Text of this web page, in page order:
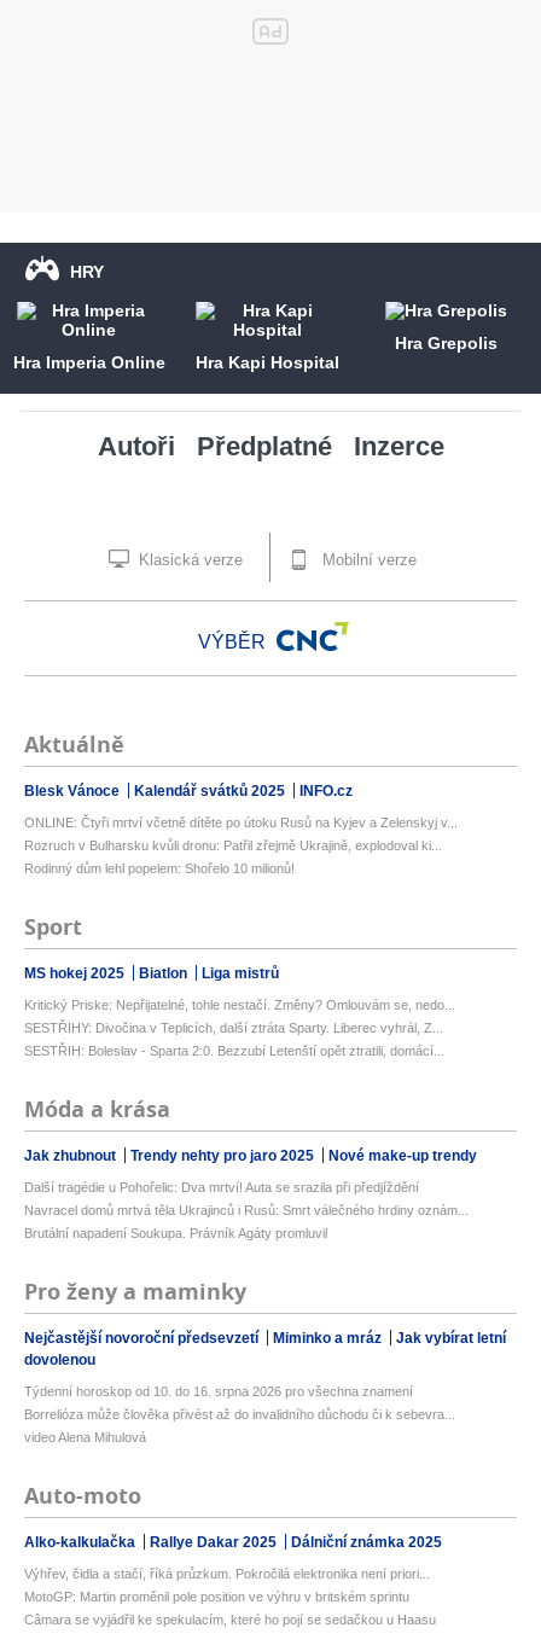
HRY
Hra Imperia Online Hra Kapi Hospital
Hra Grepolis
Autoři Předplatné Inzerce
Klasická verze Mobilní verze
VÝBĚR
Aktuálně
Blesk Vánoce Kalendář svátků 2025 INFO.cz
ONLINE: Čtyři mrtví včetně dítěte po útoku Rusů na Kyjev a Zelenskyj v...
Rozruch v Bulharsku kvůli dronu: Patřil zřejmě Ukrajině, explodoval ki...
Rodinný dům lehl popelem: Shořelo 10 milionů!
Sport
MS hokej 2025 Biatlon Liga mistrů
Kritický Priske: Nepřijatelné, tohle nestačí. Změny? Omlouvám se, nedo...
SESTŘIHY: Divočina v Teplicích, další ztráta Sparty. Liberec vyhrál, Z...
SESTŘIH: Boleslav - Sparta 2:0. Bezzubí Letenští opět ztratili, domácí...
Móda a krása
Jak zhubnout Trendy nehty pro jaro 2025 Nové make-up trendy
Další tragédie u Pohořelic: Dva mrtví! Auta se srazila při předjíždění
Navracel domů mrtvá těla Ukrajinců i Rusů: Smrt válečného hrdiny oznám...
Brutální napadení Soukupa. Právník Agáty promluvil
Pro ženy a maminky
Nejčastější novoroční předsevzetí Miminko a mráz
Jak vybírat letní
dovolenou
Týdenní horoskop od 10. do 16. srpna 2026 pro všechna znamení
Borrelióza může člověka přivést až do invalidního důchodu či k sebevra...
video Alena Mihulová
Auto-moto
Alko-kalkulačka Rallye Dakar 2025 Dálniční známka 2025
Výhřev, čidla a stačí, říká průzkum. Pokročilá elektronika není priori...
MotoGP: Martin proměnil pole position ve výhru v britském sprintu
Câmara se vyjádřil ke spekulacím, které ho pojí se sedačkou u Haasu